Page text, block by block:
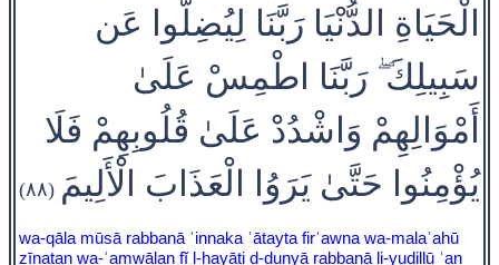
الْحَيَاةِ الدُّنْيَا رَبَّنَا لِيُضِلُّوا عَن
سَبِيلِكَ ۖ رَبَّنَا اطْمِسْ عَلَىٰ
أَمْوَالِهِمْ وَاشْدُدْ عَلَىٰ قُلُوبِهِمْ فَلَا
يُؤْمِنُوا حَتَّىٰ يَرَوُا الْعَذَابَ الْأَلِيمَ (٨٨)
wa-qāla mūsā rabbanā ʾinnaka ʾātayta firʿawna wa-malaʾahū
zīnatan wa-ʾamwālan fĭ l-ḥayāti d-dunyā rabbanā li-yuḍillū ʿan